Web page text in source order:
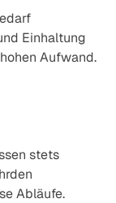
Einhaltung
Aufwand.
stets
Abläufe.